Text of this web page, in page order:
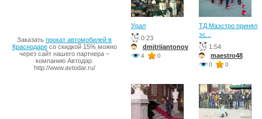
Заказать прокат автомобилей в
Краснодаресо скидкой 15% можно
через сайт нашего партнера –
компанию Автодар.
http://www.avtodar.ru/
Урал
0:23
dmitriiantonov
4 0
ТД Маэстро принял
эс...
1:54
maestro48
0 0